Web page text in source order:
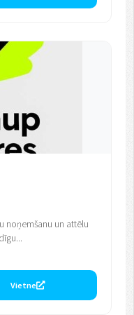
noņemšanu un attēlu
Vietne